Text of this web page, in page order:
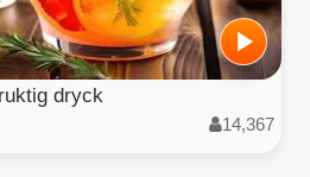
dryck
14,367